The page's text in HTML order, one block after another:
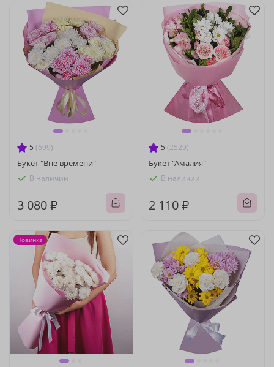
5 (699)
Букет "Вне времени"
В наличии
3 080 ₽
5 (2529)
Букет "Амалия"
В наличии
2 110 ₽
Новинка